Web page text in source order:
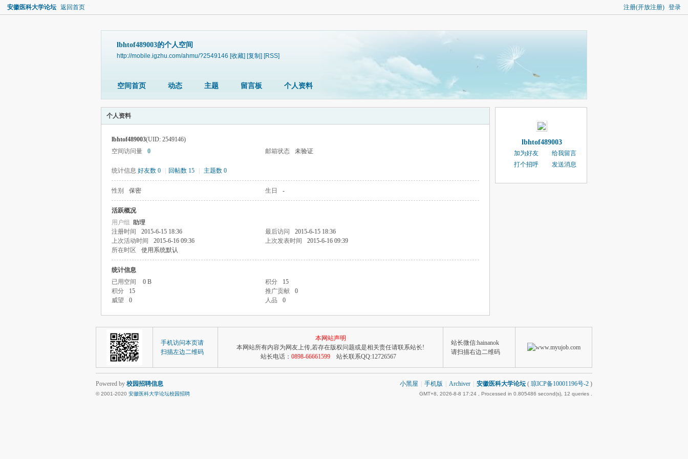
注册(开放注册) 登录
安徽医科大学论坛 返回首页
lbhtof489003的个人空间
http://mobile.igzhu.com/ahmu/?2549146 [收藏] [复制] [RSS]
空间首页 动态 主题 留言板 个人资料
个人资料
lbhtof489003(UID: 2549146)
空间访问量
0 邮箱状态 未验证
统计信息 好友数 0 回帖数 15 主题数 0
性别 保密 生日 -
活跃概况
用户组 助理
注册时间
2015-6-15 18:36 最后访问
2015-6-15 18:36
上次活动时间
2015-6-16 09:36 上次发表时间
2015-6-16 09:39
所在时区
使用系统默认
统计信息
已用空间
0 B 积分
15
积分
15 推广贡献
0
威望
0 人品 0
lbhtof489003
加为好友
给我留言
打个招呼
发送消息
手机访问本页请
扫描左边二维码
本网站声明
本网站所有内容为网友上传,若存在版权问题或是相关责任请联系站长!
站长电话： 0898-66661599站长联系QQ:12726567
站长微信:hainanok
请扫描右边二维码
小黑屋 手机版 Archiver 安徽医科大学论坛 ( 琼ICP备10001196号-2 )
GMT+8, 2026-8-8 17:24 , Processed in 0.805486 second(s), 12 queries .
Powered by 校园招聘信息
© 2001-2020 安徽医科大学论坛校园招聘